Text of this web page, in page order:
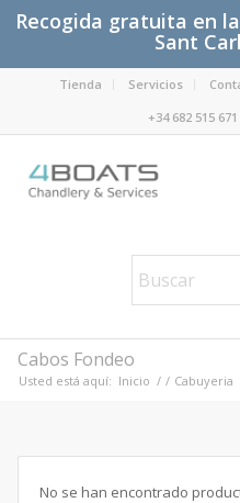
Recogida gratuita en
Sant
Tienda Servicios
+34 682 515
Cabos Fondeo
Usted está aquí: Inicio / / Cabuyeria
No se han encontrado